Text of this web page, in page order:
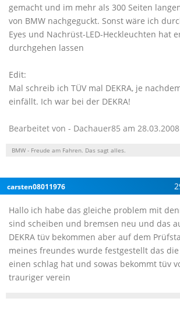
gemacht und im mehr als 300 Seiten
von BMW nachgeguckt. Sonst wäre ich
Eyes und Nachrüst-LED-Heckleuchten hat
durchgehen lassen
Edit:
Mal schreib ich TÜV mal DEKRA, je
einfällt. Ich war bei der DEKRA!
Bearbeitet von - Dachauer85 am
BMW - Freude am Fahren. Das sagt alles.
carsten08011976
Hallo ich habe das gleiche problem mit
sind scheiben und bremsen neu und das
DEKRA tüv bekommen aber auf dem
meines freundes wurde festgestellt das
einen schlag hat und sowas bekommt tüv
trauriger verein